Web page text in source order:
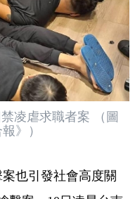
凌虐求職者案 （圖
》）
也引發社會高度關